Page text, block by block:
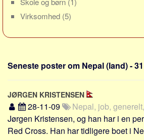
Sverige
Norge
Thailand
Grækenland
USA
Alle
Nøgleord
Bolig
Virksomhed (5)
Seneste poster om Nepal (land) -
JØRGEN KRISTENSEN
28-11-09
Nepal, job,
Jørgen Kristensen, og han har i en
Red Cross. Han har tidligere boet i